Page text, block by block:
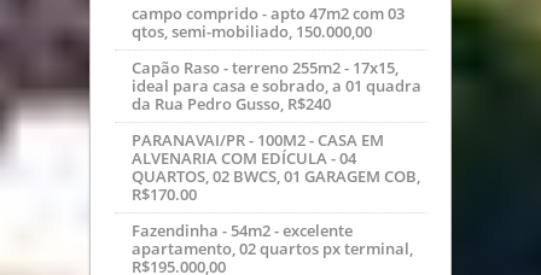
campo comprido - apto 47m2 com 03
qtos, semi-mobiliado, 150.000,00
Capão Raso - terreno 255m2 - 17x15,
ideal para casa e sobrado, a 01 quadra
da Rua Pedro Gusso, R$240
PARANAVAI/PR - 100M2 - CASA EM
ALVENARIA COM EDÍCULA - 04
QUARTOS, 02 BWCS, 01 GARAGEM COB,
R$170.00
Fazendinha - 54m2 - excelente
apartamento, 02 quartos px terminal,
R$195.000,00